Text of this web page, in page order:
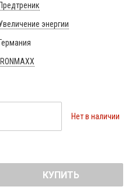
Предтреник
энергии
Германия
IRONMAXX
Нет в наличии
КУПИТЬ